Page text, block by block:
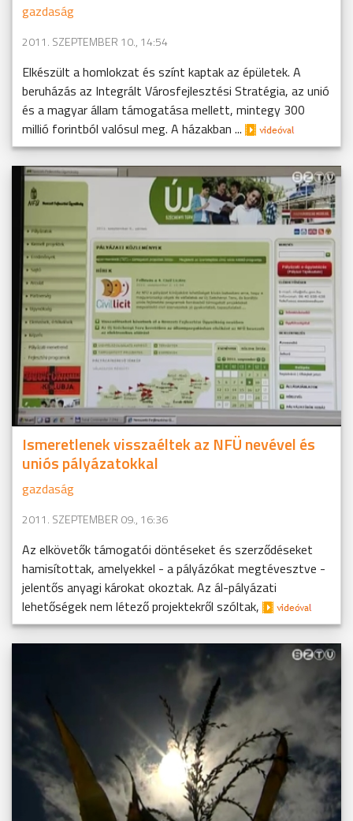
gazdaság
2011. SZEPTEMBER 10., 14:54
Elkészült a homlokzat és színt kaptak az épületek. A
beruházás az Integrált Városfejlesztési Stratégia, az unió
és a magyar állam támogatása mellett, mintegy 300
millió forintból valósul meg. A házakban ...
Ismeretlenek visszaéltek az NFÜ nevével és
uniós pályázatokkal
gazdaság
2011. SZEPTEMBER 09., 16:36
Az elkövetők támogatói döntéseket és szerződéseket
hamisítottak, amelyekkel - a pályázókat megtévesztve -
jelentős anyagi károkat okoztak. Az ál-pályázati
lehetőségek nem létező projektekről szóltak,